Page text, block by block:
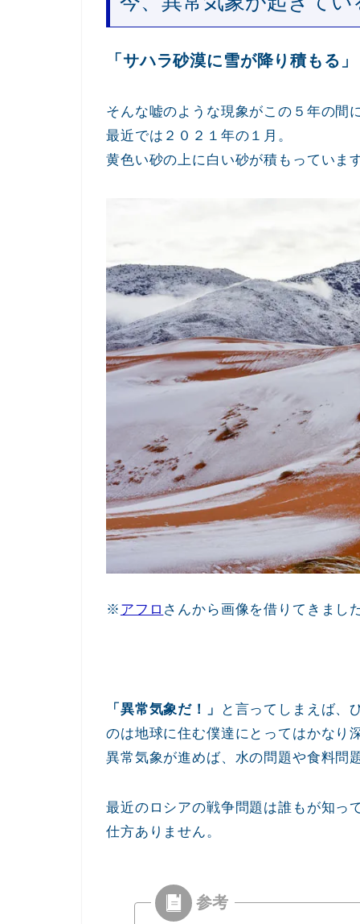
「サハラ砂漠に雪が降り積もる」
そんな嘘のような現象がこの５年の間
最近では２０２１年の１月。
黄色い砂の上に白い砂が積もっていま
※ アフロ さんから画像を借りてきまし
「異常気象だ！」
と言ってしまえば、
のは地球に住む僕達にとってはかなり
異常気象が進めば、水の問題や食料問
最近のロシアの戦争問題は誰もが知っ
仕方ありません。